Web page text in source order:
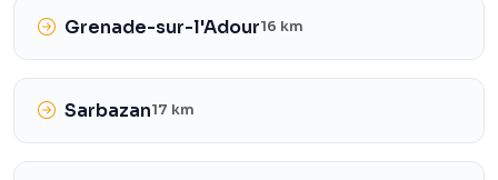
Grenade-sur-l'Adour16 km
Sarbazan17 km